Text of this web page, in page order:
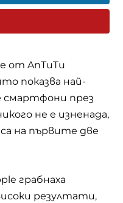
отAnTuTu
показва най-
смартфони през
не е изненада,
са на първите две
грабнаха
резултати,